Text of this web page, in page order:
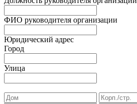
ФИО руководителя организации
Юридический адрес
Город
Улица